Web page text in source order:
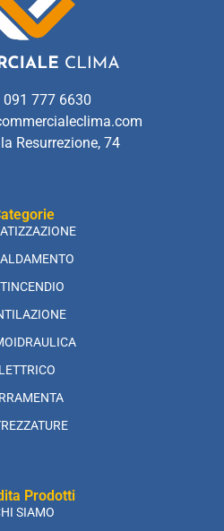
091 777 6630
Resurrezione, 74
Prodotti
SIAMO